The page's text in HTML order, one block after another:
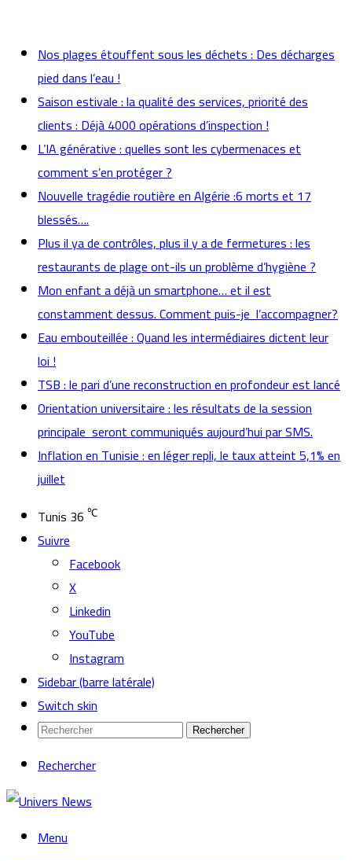
Nos plages étouffent sous les déchets : Des décharges
pied dans l’eau !
Saison estivale : la qualité des services, priorité des
clients : Déjà 4000 opérations d’inspection !
L’IA générative : quelles sont les cybermenaces et
comment s’en protéger ?
Nouvelle tragédie routière en Algérie :6 morts et 17
blessés….
Plus il ya de contrôles, plus il y a de fermetures : les
restaurants de plage ont-ils un problème d’hygiène ?
Mon enfant a déjà un smartphone… et il est
constamment dessus. Comment puis-je l’accompagner?
Eau embouteillée : Quand les intermédiaires dictent leur
loi !
TSB : le pari d’une reconstruction en profondeur est lancé
Orientation universitaire : les résultats de la session
principale seront communiqués aujourd’hui par SMS.
Inflation en Tunisie : en léger repli, le taux atteint 5,1% en
juillet
Tunis 36 ℃
Suivre
Facebook
X
Linkedin
YouTube
Instagram
Sidebar (barre latérale)
Switch skin
Rechercher
Rechercher
Menu